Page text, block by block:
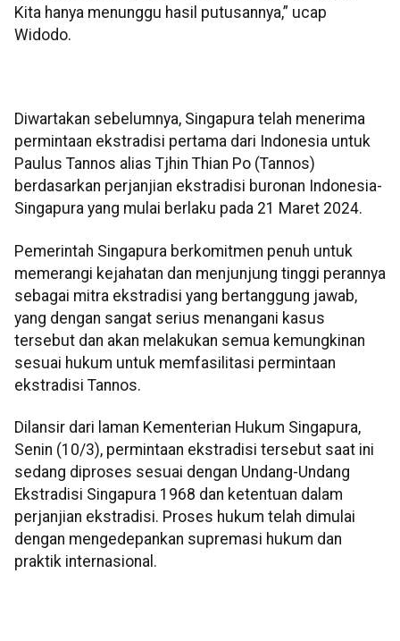
Kita hanya menunggu hasil putusannya,” ucap
Widodo.
Diwartakan sebelumnya, Singapura telah menerima
permintaan ekstradisi pertama dari Indonesia untuk
Paulus Tannos alias Tjhin Thian Po (Tannos)
berdasarkan perjanjian ekstradisi buronan Indonesia-
Singapura yang mulai berlaku pada 21 Maret 2024.
Pemerintah Singapura berkomitmen penuh untuk
memerangi kejahatan dan menjunjung tinggi perannya
sebagai mitra ekstradisi yang bertanggung jawab,
yang dengan sangat serius menangani kasus
tersebut dan akan melakukan semua kemungkinan
sesuai hukum untuk memfasilitasi permintaan
ekstradisi Tannos.
Dilansir dari laman Kementerian Hukum Singapura,
Senin (10/3), permintaan ekstradisi tersebut saat ini
sedang diproses sesuai dengan Undang-Undang
Ekstradisi Singapura 1968 dan ketentuan dalam
perjanjian ekstradisi. Proses hukum telah dimulai
dengan mengedepankan supremasi hukum dan
praktik internasional.